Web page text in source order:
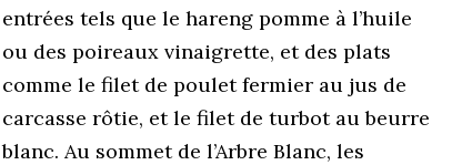
entrées tels que le hareng pomme à l’huile
ou des poireaux vinaigrette, et des plats
comme le filet de poulet fermier au jus de
carcasse rôtie, et le filet de turbot au beurre
blanc. Au sommet de l’Arbre Blanc, les